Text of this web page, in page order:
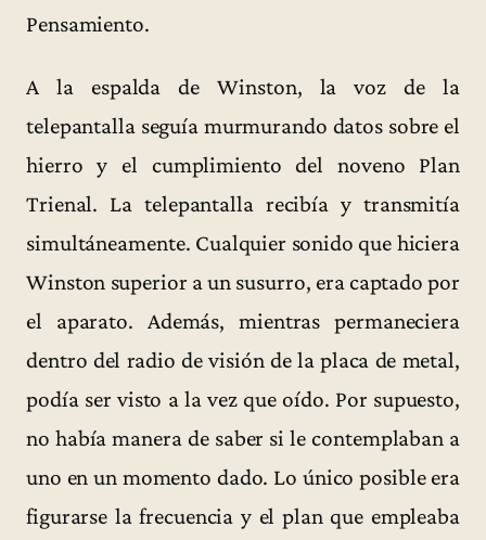
Pensamiento.
A la espalda de Winston, la voz de la
telepantalla seguía murmurando datos sobre el
hierro y el cumplimiento del noveno Plan
Trienal. La telepantalla recibía y transmitía
simultáneamente. Cualquier sonido que hiciera
Winston superior a un susurro, era captado por
el aparato. Además, mientras permaneciera
dentro del radio de visión de la placa de metal,
podía ser visto a la vez que oído. Por supuesto,
no había manera de saber si le contemplaban a
uno en un momento dado. Lo único posible era
figurarse la frecuencia y el plan que empleaba